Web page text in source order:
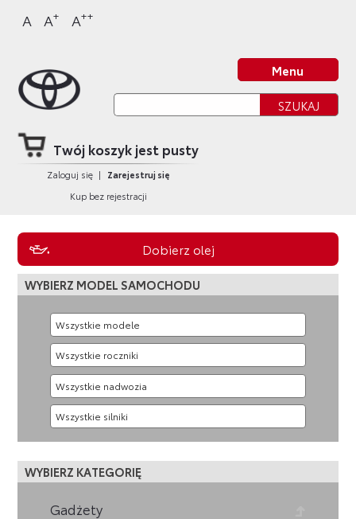
Sklep Toyota
do
nagłówka
do
bocznego
do
głównej
do
stopki
A A+ A++
Menu
Twój koszyk jest pusty
Zaloguj się |
Zarejestruj się
Kup bez rejestracji
Dobierz olej
WYBIERZ MODEL SAMOCHODU
WYBIERZ KATEGORIĘ
Gadżety